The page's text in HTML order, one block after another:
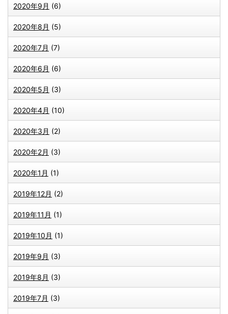
2020年9月 (6)
2020年8月 (5)
2020年7月 (7)
2020年6月 (6)
2020年5月 (3)
2020年4月 (10)
2020年3月 (2)
2020年2月 (3)
2020年1月 (1)
2019年12月 (2)
2019年11月 (1)
2019年10月 (1)
2019年9月 (3)
2019年8月 (3)
2019年7月 (3)